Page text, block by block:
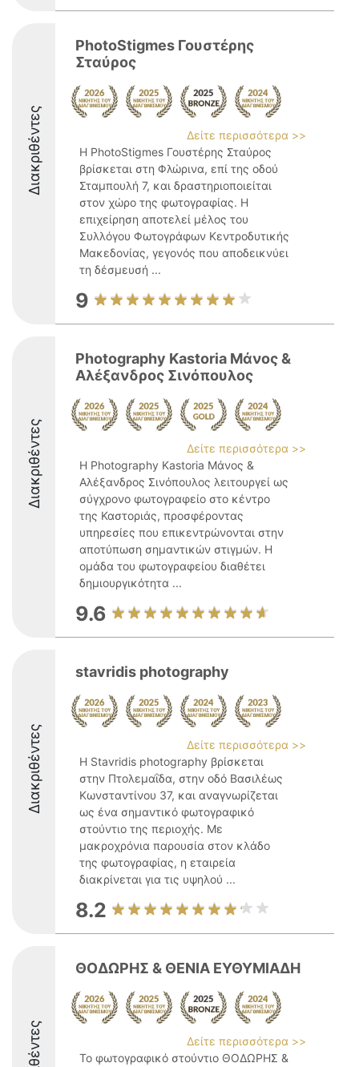
Διακριθέντες
PhotoStigmes Γουστέρης
Σταύρος
Δείτε περισσότερα >>
Η PhotoStigmes Γουστέρης Σταύρος
βρίσκεται στη Φλώρινα, επί της οδού
Σταμπουλή 7, και δραστηριοποιείται
στον χώρο της φωτογραφίας. Η
επιχείρηση αποτελεί μέλος του
Συλλόγου Φωτογράφων Κεντροδυτικής
Μακεδονίας, γεγονός που αποδεικνύει
τη δέσμευσή ...
9
Διακριθέντες
Photography Kastoria Μάνος &
Αλέξανδρος Σινόπουλος
Δείτε περισσότερα >>
Η Photography Kastoria Μάνος &
Αλέξανδρος Σινόπουλος λειτουργεί ως
σύγχρονο φωτογραφείο στο κέντρο
της Καστοριάς, προσφέροντας
υπηρεσίες που επικεντρώνονται στην
αποτύπωση σημαντικών στιγμών. Η
ομάδα του φωτογραφείου διαθέτει
δημιουργικότητα ...
9.6
Διακριθέντες
stavridis photography
Δείτε περισσότερα >>
Η Stavridis photography βρίσκεται
στην Πτολεμαΐδα, στην οδό Βασιλέως
Κωνσταντίνου 37, και αναγνωρίζεται
ως ένα σημαντικό φωτογραφικό
στούντιο της περιοχής. Με
μακροχρόνια παρουσία στον κλάδο
της φωτογραφίας, η εταιρεία
διακρίνεται για τις υψηλού ...
8.2
ΘΟΔΩΡΗΣ & ΘΕΝΙΑ ΕΥΘΥΜΙΑΔΗ
Δείτε περισσότερα >>
Το φωτογραφικό στούντιο ΘΟΔΩΡΗΣ &